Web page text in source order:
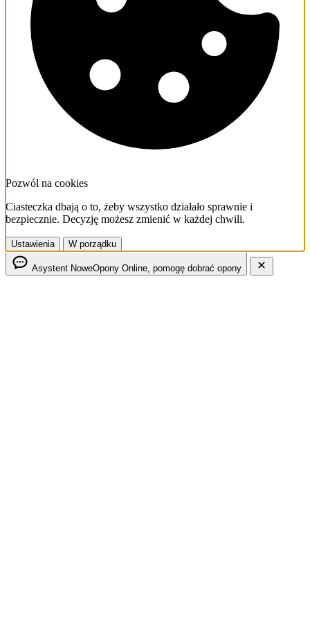
Pozwól na cookies
Ciasteczka dbają o to, żeby wszystko działało sprawnie i
bezpiecznie. Decyzję możesz zmienić w każdej chwili.
Ustawienia W porządku
Asystent NoweOpony Online, pomogę dobrać opony